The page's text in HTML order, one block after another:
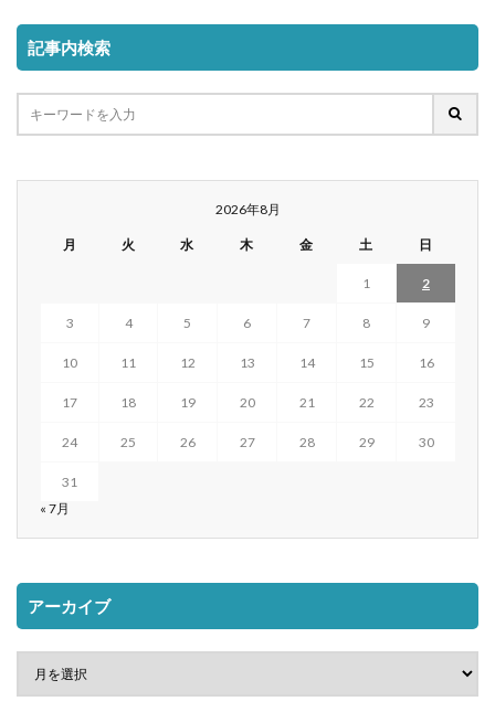
記事内検索
2026年8月
月 火 水 木 金 土 日
1 2
3 4 5 6 7 8 9
10 11 12 13 14 15 16
17 18 19 20 21 22 23
24 25 26 27 28 29 30
31
« 7月
アーカイブ